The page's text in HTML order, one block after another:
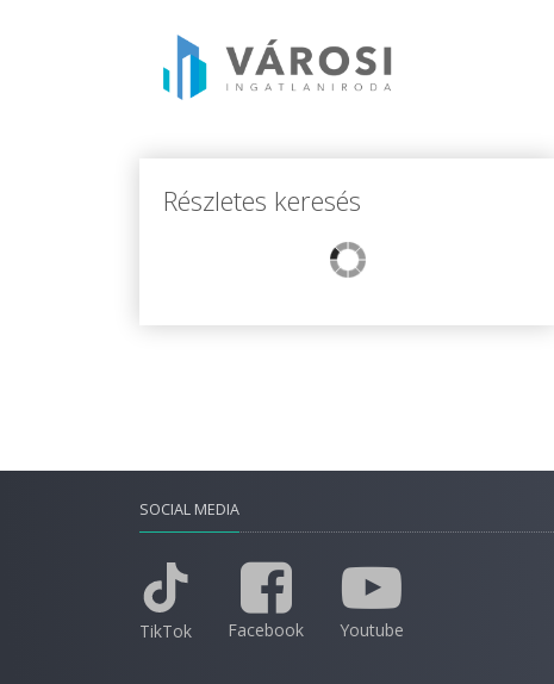
Részletes keresés
SOCIAL MEDIA
TikTok Facebook Youtube